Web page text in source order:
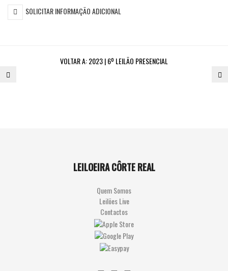
SOLICITAR INFORMAÇÃO ADICIONAL
VOLTAR A:2023 | 6º LEILÃO PRESENCIAL
LEILOEIRA CÔRTE REAL
Quem Somos
Leilões Live
Contactos